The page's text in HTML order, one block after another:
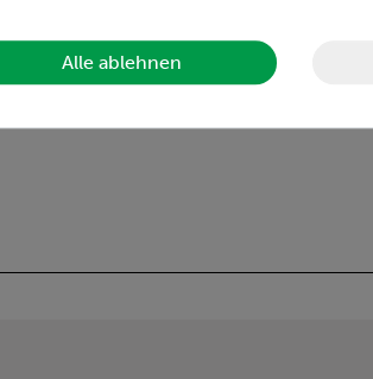
oder Rückbau nach Entnahme des Display-Connect
Alle ablehnen